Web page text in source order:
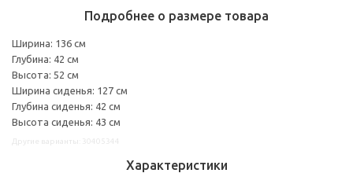
Подробнее о размере товара
Ширина: 136 см
Глубина: 42 см
Высота: 52 см
Ширина сиденья: 127 см
Глубина сиденья: 42 см
Высота сиденья: 43 см
Характеристики